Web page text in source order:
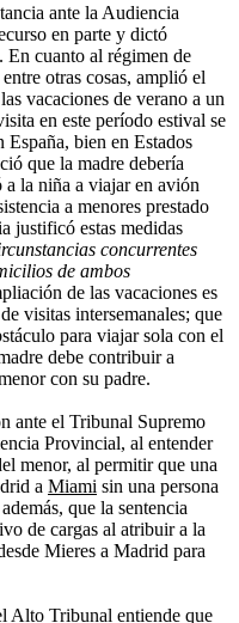
ante la Audiencia
en parte y dictó
En cuanto al régimen de
otras cosas, amplió el
vacaciones de verano a un
en este período estival se
bien en Estados
que la madre debería
la niña a viajar en avión
a menores prestado
justificó estas medidas
concurrentes
de ambos
de las vacaciones es
visitas intersemanales; que
para viajar sola con el
debe contribuir a
con su padre.
ante el Tribunal Supremo
Provincial, al entender
menor, al permitir que una
a Miami sin una persona
que la sentencia
de cargas al atribuir a la
Mieres a Madrid para
Alto Tribunal entiende que